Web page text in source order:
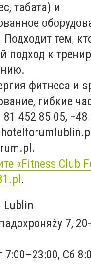
табата) и
Подходит тем,
подход к
фитнеса и
гибкие
81 452 85 05,
«Fitness Club
.
Lublin
7,
7:00–23:00, Сб